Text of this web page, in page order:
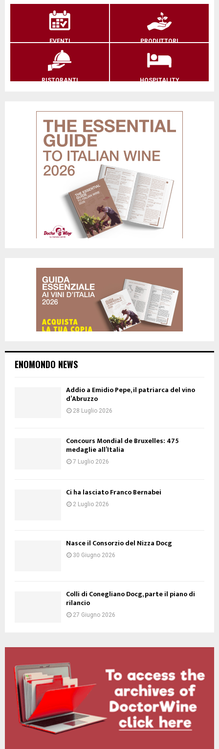
EVENTI PRODUTTORI
RISTORANTI HOSPITALITY
ENOMONDO NEWS
Addio a Emidio Pepe, il patriarca del vino
d’Abruzzo
28 Luglio 2026
Concours Mondial de Bruxelles: 475
medaglie all’Italia
7 Luglio 2026
Ci ha lasciato Franco Bernabei
2 Luglio 2026
Nasce il Consorzio del Nizza Docg
30 Giugno 2026
Colli di Conegliano Docg, parte il piano di
rilancio
27 Giugno 2026